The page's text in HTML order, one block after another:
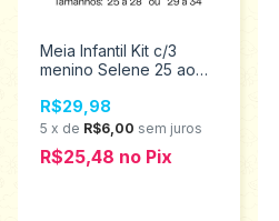
Meia Infantil Kit c/3
menino Selene 25 ao
R$29,98
5 x de R$6,00 sem juros
R$25,48 no Pix